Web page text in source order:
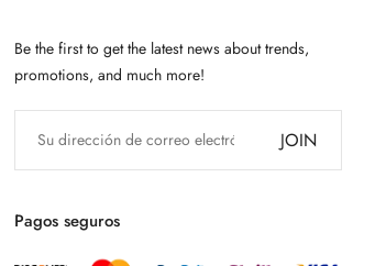
Be the first to get the latest news about trends,
promotions, and much more!
JOIN
Pagos seguros